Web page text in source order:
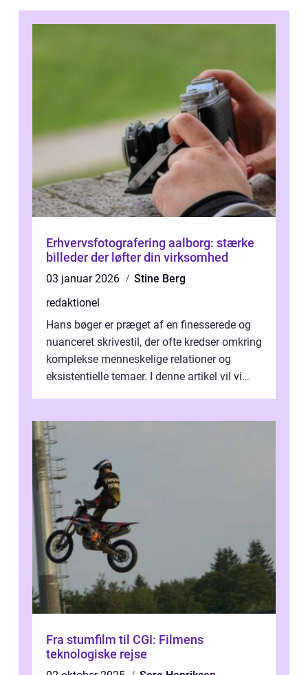
Erhvervsfotografering aalborg: stærke
billeder der løfter din virksomhed
03 januar 2026
Stine Berg
redaktionel
Hans bøger er præget af en finesserede og
nuanceret skrivestil, der ofte kredser omkring
komplekse menneskelige relationer og
eksistentielle temaer. I denne artikel vil vi
Fra stumfilm til CGI: Filmens
teknologiske rejse